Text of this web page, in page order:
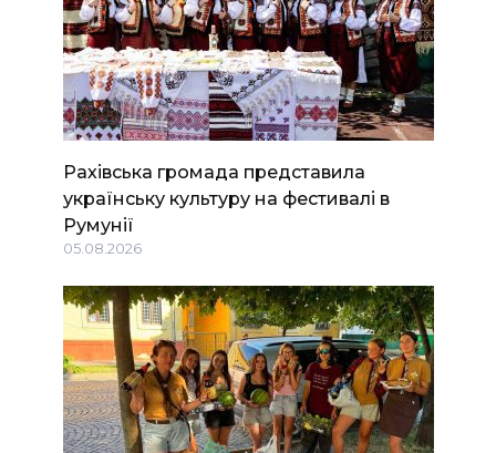
Рахівська громада представила
українську культуру на фестивалі в
Румунії
05.08.2026